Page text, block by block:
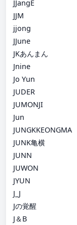
JJangE
JJM
jjong
JJune
JKあんまん
Jnine
Jo Yun
JUDER
JUMONJI
Jun
JUNGKKEONGMA
JUNK亀横
JUNN
JUWON
JYUN
J_J
Jの覚醒
J＆B